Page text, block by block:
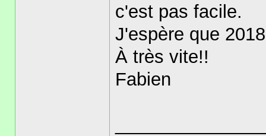
c'est pas facile.
J'espère que
À très vite!!
Fabien